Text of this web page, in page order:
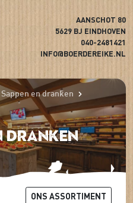
AANSCHOT 80
5629 BJ EINDHOVEN
040-2481421
INFO@BOERDEREIKE.NL
Sappen en dranken
dranken
ONS ASSORTIMENT